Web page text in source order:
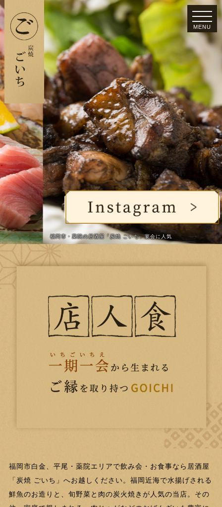
福岡市・薬院の居酒屋「炭焼 ごいち」宴会に人気
福岡市白金、平尾・薬院エリアで飲み会・お食事なら居酒屋
「炭焼 ごいち」へお越しください。福岡近海で水揚げされる
鮮魚のお造りと、旬野菜と肉の炭火焼きが人気の当店。その